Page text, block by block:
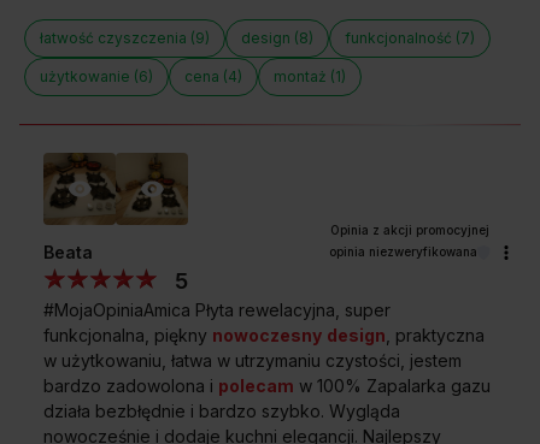
Niestabilne ruszty, które w dodatku trudno domyć to już
przeszłość. W płytach gazowych Amica zastosowano
nowoczesne, mocne i w pełni stabilne ruszty żeliwne, które
dla wygody możesz myć w zmywarce. Kiedy zechcesz
wygodzie.
Przedstawione grafiki urządzenia są wizualizacją i mogą różnić
się od oryginału.
Powierzchnia szklana
łatwość czyszczenia (9) design (8) funkcjonalność (7)
użytkowanie (6) cena (4) montaż (1)
Beata opinia niezweryfikowana
5
#MojaOpiniaAmica Płyta rewelacyjna, super
funkcjonalna, piękny nowoczesny design, praktyczna
w użytkowaniu, łatwa w utrzymaniu czystości, jestem
bardzo zadowolona i polecam w 100% Zapalarka gazu
działa bezbłędnie i bardzo szybko. Wygląda
nowocześnie i dodaje kuchni elegancji. Najlepszy